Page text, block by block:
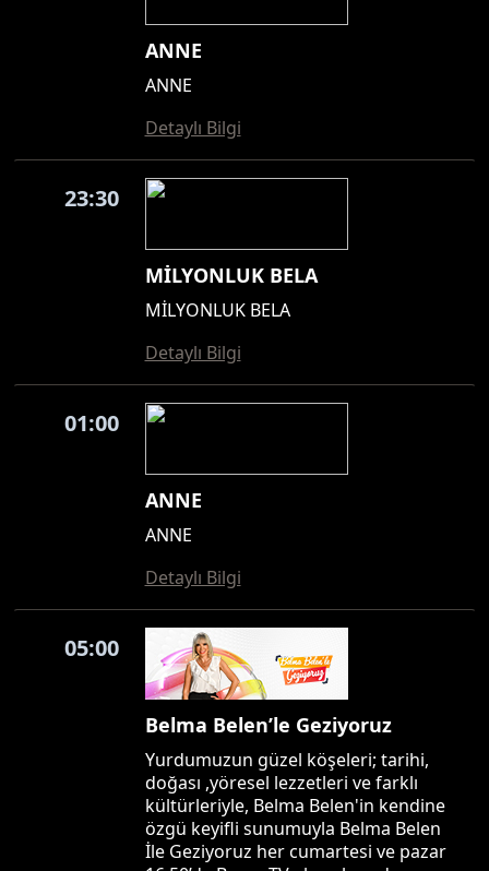
ANNE
ANNE
Detaylı Bilgi
23:30
MİLYONLUK BELA
MİLYONLUK BELA
Detaylı Bilgi
01:00
ANNE
ANNE
Detaylı Bilgi
05:00
Belma Belen’le Geziyoruz
Yurdumuzun güzel köşeleri; tarihi,
doğası ,yöresel lezzetleri ve farklı
kültürleriyle, Belma Belen'in kendine
özgü keyifli sunumuyla Belma Belen
İle Geziyoruz her cumartesi ve pazar